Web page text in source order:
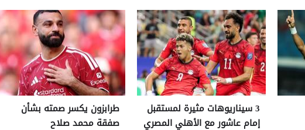
3 سيناريوهات مثيرة لمستقبل
إمام عاشور مع الأهلي المصري
طرابزون يكسر صمته بشأن
صفقة محمد صلاح